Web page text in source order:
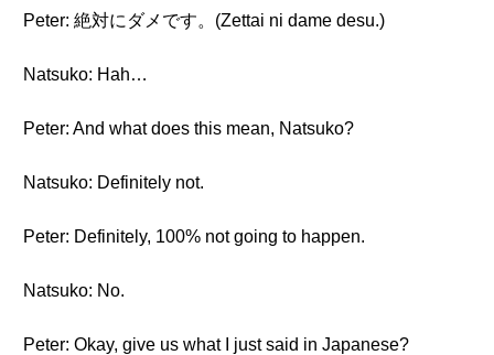
Peter: 絶対にダメです。(Zettai ni dame desu.)
Natsuko: Hah…
Peter: And what does this mean, Natsuko?
Natsuko: Definitely not.
Peter: Definitely, 100% not going to happen.
Natsuko: No.
Peter: Okay, give us what I just said in Japanese?